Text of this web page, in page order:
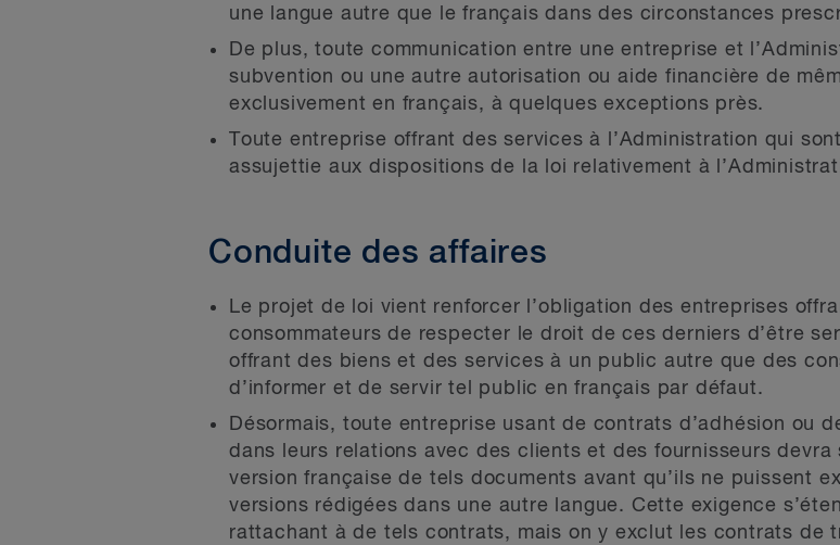
une langue autre que le français dans des circonstances
De plus, toute communication entre une entreprise et
subvention ou une autre autorisation ou aide financière de
exclusivement en français, à quelques exceptions près.
Toute entreprise offrant des services à l’Administration qui
assujettie aux dispositions de la loi relativement à
Conduite des affaires
Le projet de loi vient renforcer l’obligation des entreprises
consommateurs de respecter le droit de ces derniers d’être
offrant des biens et des services à un public autre que des
d’informer et de servir tel public en français par défaut.
Désormais, toute entreprise usant de contrats d’adhésion ou
dans leurs relations avec des clients et des fournisseurs devra
version française de tels documents avant qu’ils ne puissent
versions rédigées dans une autre langue. Cette exigence
rattachant à de tels contrats, mais on y exclut les contrats de